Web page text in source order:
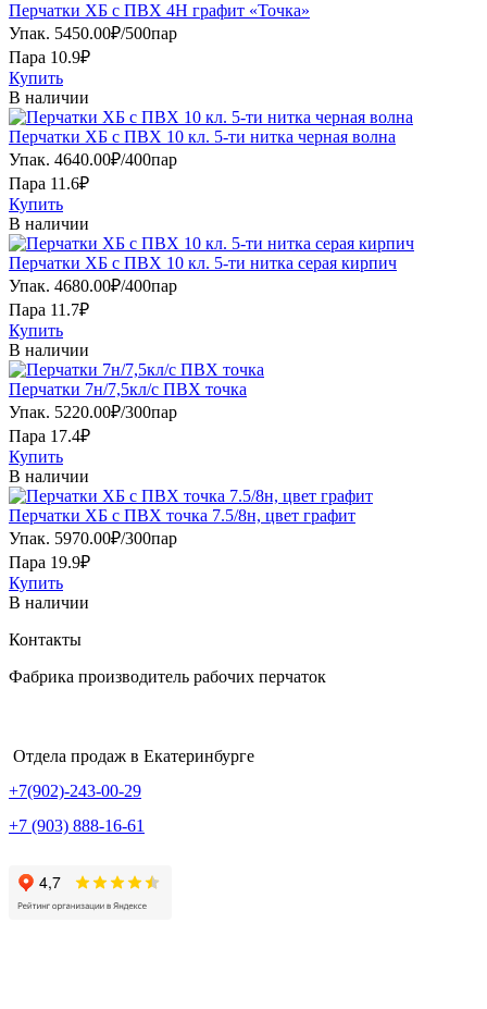
Перчатки ХБ с ПВХ 4Н графит «Точка»
Упак. 5450.00₽/500пар
Пара 10.9₽
Купить
В наличии
Перчатки ХБ с ПВХ 10 кл. 5-ти нитка черная волна
Упак. 4640.00₽/400пар
Пара 11.6₽
Купить
В наличии
Перчатки ХБ с ПВХ 10 кл. 5-ти нитка серая кирпич
Упак. 4680.00₽/400пар
Пара 11.7₽
Купить
В наличии
Перчатки 7н/7,5кл/с ПВХ точка
Упак. 5220.00₽/300пар
Пара 17.4₽
Купить
В наличии
Перчатки ХБ с ПВХ точка 7.5/8н, цвет графит
Упак. 5970.00₽/300пар
Пара 19.9₽
Купить
В наличии
Контакты
Фабрика производитель рабочих перчаток
Отдела продаж в Екатеринбурге
+7(902)-243-00-29
+7 (903) 888-16-61